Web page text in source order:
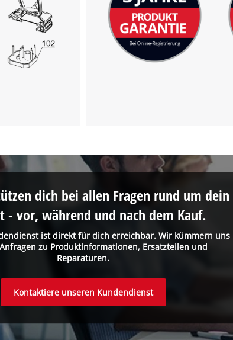
to trackers that are not disclosed to the
visitor. The website owner needs to setup
to the list of technologies used.
Powered byUsercentrics Consent
ist direkt für dich erreichbar. Wir kümmern uns
zu Produktinformationen, Ersatzteilen und
Reparaturen.
dich bei allen Fragen rund um dein
- vor, während und nach dem Kauf.
Kontaktiere unseren Kundendienst